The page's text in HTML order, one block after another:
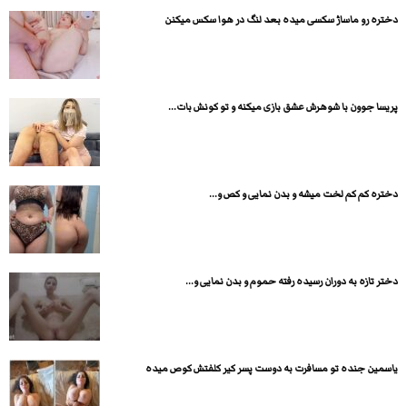
دختره رو ماساژ سکسی میده بعد لنگ در هوا سکس میکنن
پریسا جوون با شوهرش عشق بازی میکنه و تو کونش بات...
دختره کم کم لخت میشه و بدن نمایی و کص و...
دختر تازه به دوران رسیده رفته حموم و بدن نمایی و...
یاسمین جنده تو مسافرت به دوست پسر کیر کلفتش کوص میده